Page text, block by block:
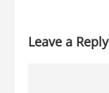
Leave a Reply